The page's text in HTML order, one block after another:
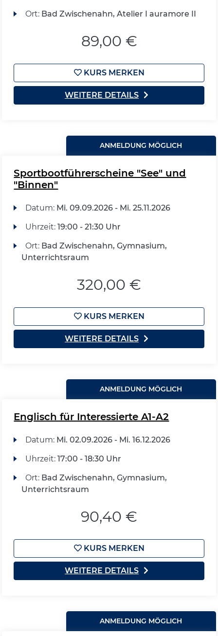
Ort: Bad Zwischenahn, Atelier I auramore II
89,00 €
KURS MERKEN
WEITERE DETAILS
ANMELDUNG MÖGLICH
Sportbootführerscheine "See" und
"Binnen"
Datum: Mi. 09.09.2026 - Mi. 25.11.2026
Uhrzeit: 19:00 - 21:30 Uhr
Ort: Bad Zwischenahn, Gymnasium,
Unterrichtsraum
320,00 €
KURS MERKEN
WEITERE DETAILS
ANMELDUNG MÖGLICH
Englisch für Interessierte A1-A2
Datum: Mi. 02.09.2026 - Mi. 16.12.2026
Uhrzeit: 17:00 - 18:30 Uhr
Ort: Bad Zwischenahn, Gymnasium,
Unterrichtsraum
90,40 €
KURS MERKEN
WEITERE DETAILS
ANMELDUNG MÖGLICH